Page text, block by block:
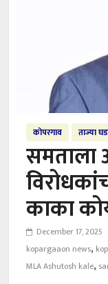
कोपरगाव ताज्या
काका
December 17, 2025
kopargaaon news,
MLA Ashutosh kale,